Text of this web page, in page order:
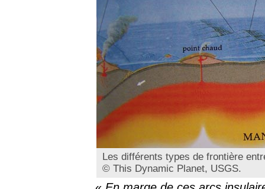
Les différents types de frontière
© This Dynamic Planet, USGS.